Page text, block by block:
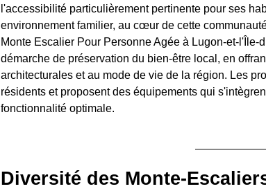
l'accessibilité particulièrement pertinente pour ses
environnement familier, au cœur de cette
Monte Escalier Pour Personne Agée à Lugon-et-
démarche de préservation du bien-être local, en
architecturales et au mode de vie de la région. Les
résidents et proposent des équipements qui
fonctionnalité optimale.
Diversité des Monte-